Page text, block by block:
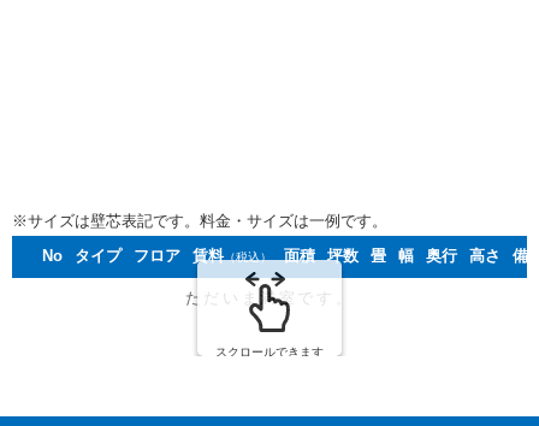
※サイズは壁芯表記です。料金・サイズは一例です。
No
タイプ フロア 賃料（税込） 面積 坪数 畳 幅 奥行 高さ 備
スクロールできます